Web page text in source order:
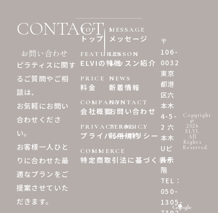
CONTACT
お問い合わせ
ピラティスに関す
るご質問やご相
談は、
お気軽にお問い
合わせくださ
い。
お客様一人ひと
りに合わせた最
適なプランをご
提案させていた
だきます。
TOP
トップ
MESSAGE
メッセージ
FEATURES
ELVIの特徴
LESSON
レッスン紹介
PRICE
料金
NEWS
新着情報
COMPANY
会社概要
CONTACT
お問い合わせ
PRIVACY POLICY
プライバシーポリシー
TERMS
利用規約
COMMERCE
特定商取引法に基づく表示
〒
106-
0032
東京
都港
区六
本木
4-5-
2 六
本木
Uビ
ル4
階
TEL：
050-
1305-
Google
Copyright
©︎
2026
ELVI.
All
Rights
Reserved.